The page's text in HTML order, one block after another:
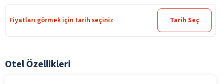
Fiyatları görmek için tarih seçiniz Tarih Seç
Otel Özellikleri